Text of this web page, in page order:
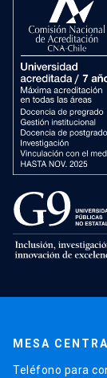
MESA
Teléfono para